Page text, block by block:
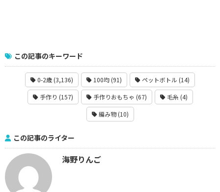
この記事のキーワード
0-2歳 (3,136) 100均 (91) ペットボトル (14)
手作り (157) 手作りおもちゃ (67) 毛糸 (4)
編み物 (10)
この記事のライター
海野りんご